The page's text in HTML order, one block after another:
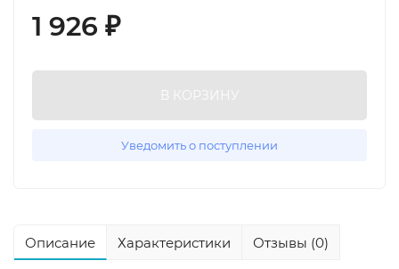
1 926 ₽
В КОРЗИНУ
Уведомить о поступлении
Описание Характеристики Отзывы (0)